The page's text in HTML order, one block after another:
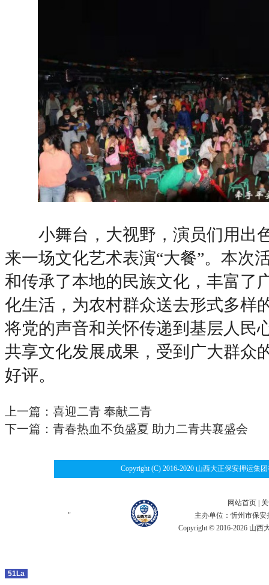
小舞台，大视野，演员们用出
来一场文化艺术表演“大餐”。本次
和传承了本地的民族文化，丰富了
化生活，为农村群众送去形式多样
将党的声音和关怀传递到基层人民
共享文化发展成果，受到广大群众
好评。
上一篇： 喜迎二青 奉献二青
下一篇： 青春热血不负盛夏 助力二青共襄盛会
Copyright (C) 2016-2020 山西大正保安押运集
"
网站首页
主办单位：忻州市保
Copyright © 2016-2026 山
51La